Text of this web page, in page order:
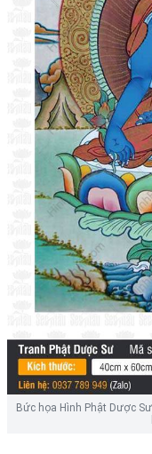
Bức họa Hình Phật Dược